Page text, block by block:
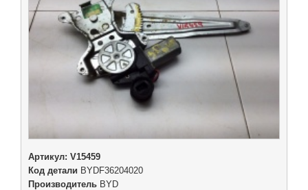
Артикул: V15459
Код детали BYDF36204020
Производитель BYD